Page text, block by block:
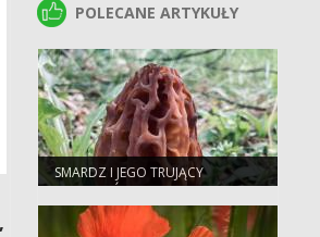
POLECANE ARTYKUŁY
POLECANE ARTYKUŁY
SMARDZ I JEGO TRUJĄCY
SOBOWTÓR